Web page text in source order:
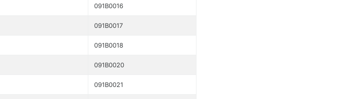
091B0016
091B0017
091B0018
091B0020
091B0021